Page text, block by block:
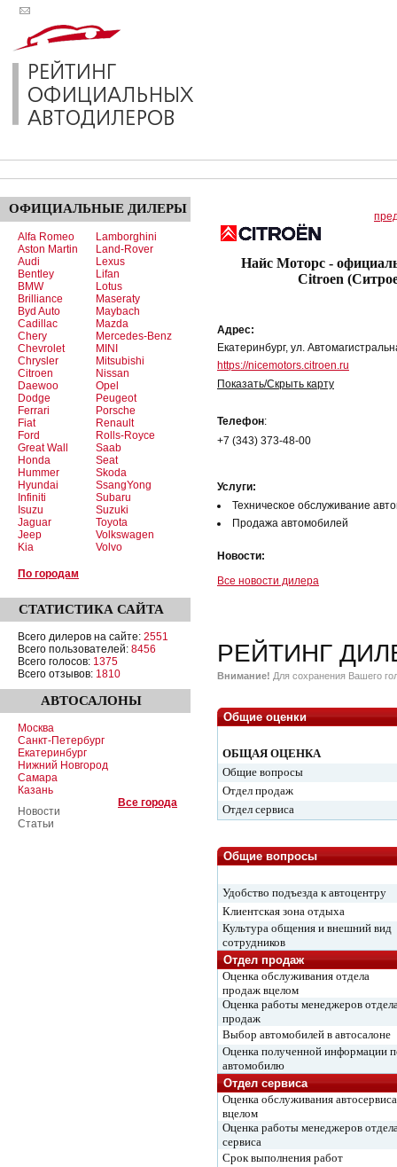
ОФИЦИАЛЬНЫЕ ДИЛЕРЫ
Alfa Romeo
Aston Martin
Audi
Bentley
BMW
Brilliance
Byd Auto
Cadillac
Chery
Chevrolet
Chrysler
Citroen
Daewoo
Dodge
Ferrari
Fiat
Ford
Great Wall
Honda
Hummer
Hyundai
Infiniti
Isuzu
Jaguar
Jeep
Kia
Lamborghini
Land-Rover
Lexus
Lifan
Lotus
Maseraty
Maybach
Mazda
Mercedes-Benz
MINI
Mitsubishi
Nissan
Opel
Peugeot
Porsche
Renault
Rolls-Royce
Saab
Seat
Skoda
SsangYong
Subaru
Suzuki
Toyota
Volkswagen
Volvo
По городам
СТАТИСТИКА САЙТА
Всего дилеров на сайте: 2551
Всего пользователей: 8456
Всего голосов: 1375
Всего отзывов: 1810
АВТОСАЛОНЫ
Москва
Санкт-Петербург
Екатеринбург
Нижний Новгород
Самара
Казань
Все города
Новости
Статьи
Найс Моторс -
Citroen
Адрес:
Екатеринбург, ул.
https://nicemotors.citroen.ru
Показать/Скрыть карту
Телефон:
+7 (343) 373-48-00
Услуги:
Техническое обслуживание
Продажа автомобилей
Новости:
Все новости дилера
РЕЙТИНГ
Внимание! Для сохранения Вашего
Общие оценки
ОБЩАЯ ОЦЕНКА
Общие вопросы
Отдел продаж
Отдел сервиса
Общие вопросы
Удобство подъезда к автоцентру
Клиентская зона отдыха
Культура общения и внешний вид
сотрудников
Отдел продаж
Оценка обслуживания отдела
продаж вцелом
Оценка работы менеджеров
продаж
Выбор автомобилей в автосалоне
Оценка полученной информации
автомобилю
Отдел сервиса
Оценка обслуживания автосервиса
вцелом
Оценка работы менеджеров
сервиса
Срок выполнения работ